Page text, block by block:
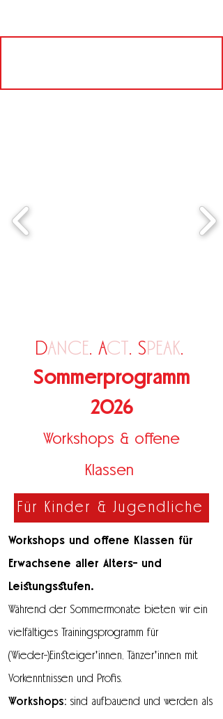
DANCE. ACT . SPEAK.
Sommerprogramm
2026
Workshops & offene
Klassen
Für Kinder & Jugendliche
Workshops und offene Klassen für
Erwachsene aller Alters- und
Leistungsstufen.
Während der Sommermonate bieten wir ein
vielfältiges Trainingsprogramm für
(Wieder-)Einsteiger*innen, Tänzer*innen mit
Vorkenntnissen und Profis.
Workshops: sind aufbauend und werden als